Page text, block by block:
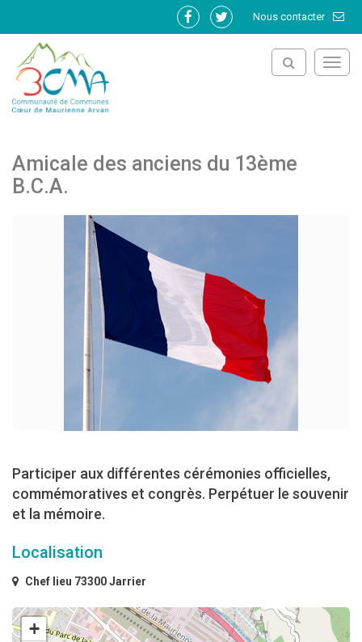
Nous contacter
Lien
Lien
Amicale des anciens du 13ème
B.C.A.
Participer aux différentes cérémonies officielles,
commémoratives et congrès. Perpétuer le souvenir
et la mémoire.
Localisation
Chef lieu 73300 Jarrier
+